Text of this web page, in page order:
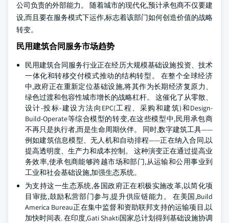
公司负责的外部能力。 随着城市的现代化,预计承包商不仅要建
设,而且要在服务模式下运作,标志着该部门如何创造价值的战略
转变。
民用建筑合同服务市场趋势
民用建筑合同服务行业正在经历大规模基础设施投资、技术
一体化和转移交付模式推动的结构转型。 在整个全球经济
中,政府正在重新定位基础设施,将其作为长期经济复原力、
绿色过渡和包容性城市增长的战略杠杆。 这催化了从零散、
设计-投标-建设方法向EPC(工程、采购和建筑)和Design-
Build-Operate等综合模型的转变,在这些模型中,民用承包商
不再只是执行者,而是生命周期伙伴。 同时,数字建筑工具——
例如建筑信息模型、无人机和自动排程——正在纳入合同,以
提高透明度、生产力和成本控制。 这种演变正在通过提高业
务效率,使承包商能够跨越市场和部门,从运输和公用事业到
工业和社会基础设施,加强生态系统。
为支持这一生态系统,各国政府正在积极实施改革,以简化项
目审批,鼓励私营部门参与,提升供应链能力。 在美国,Build
America Bureau正在集中监督和资助联邦支持的运输项目,以
加快时间表. 在印度,Gati Shakti国家总计划得到基础设施协调